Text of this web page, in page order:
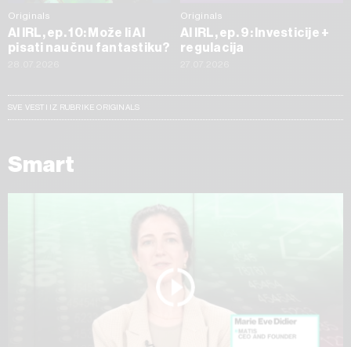
Originals
AI IRL, ep. 10: Može li AI
pisati naučnu fantastiku?
Originals
AI IRL, ep. 9: Investicije +
regulacija
SVE VESTI IZ RUBRIKE ORIGINALS
Smart